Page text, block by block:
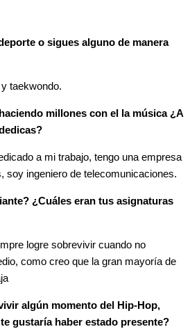
o sigues alguno de manera
taekwondo.
millones con el la música ¿A
a mi trabajo, tengo una empresa
soy ingeniero de telecomunicaciones.
¿Cuáles eran tus asignaturas
logre sobrevivir cuando no
como creo que la gran mayoría de
algún momento del Hip-Hop,
gustaría haber estado presente?